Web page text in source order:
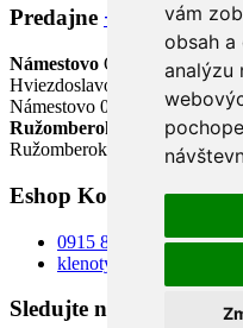
vám
obsah a
analýzu
Predajne +
Námestovo OC Klinec
Hviezdoslavovo nám. 213
Námestovo 02901
Ružomberok
Podhora 1313/
Ružomberok 03401
Eshop Kontakt +
0915 833 933
klenotyloren@gmail.com
Sledujte nás